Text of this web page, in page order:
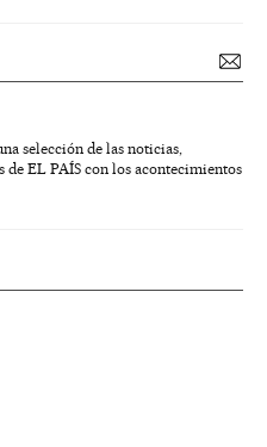
selección de las noticias,
EL PAÍS con los acontecimientos